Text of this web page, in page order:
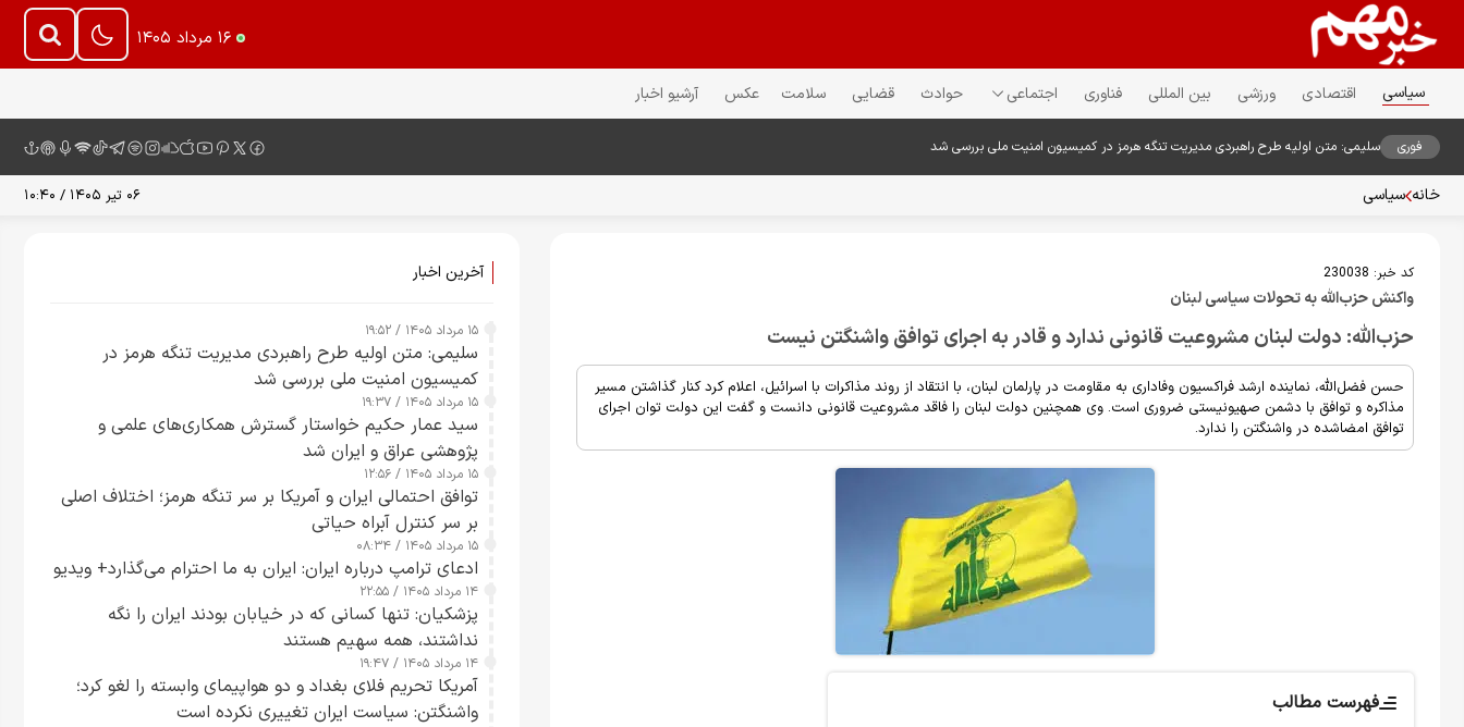
۱۶ مرداد ۱۴۰۵
سیاسی اقتصادی ورزشی بین المللی فناوری اجتماعی حوادث قضایی سلامت عکس آرشیو اخبار
فوری سلیمی: متن اولیه طرح راهبردی مدیریت تنگه هرمز در کمیسیون امنیت ملی بررسی شد
خانه سیاسی ۰۶ تیر ۱۴۰۵ / ۱۰:۴۰
کد خبر: 230038
واکنش حزب‌الله به تحولات سیاسی لبنان
حزب‌الله: دولت لبنان مشروعیت قانونی ندارد و قادر به اجرای توافق واشنگتن نیست
حسن فضل‌الله، نماینده ارشد فراکسیون وفاداری به مقاومت در پارلمان لبنان، با انتقاد از روند مذاکرات با اسرائیل، اعلام کرد کنار گذاشتن مسیر
مذاکره و توافق با دشمن صهیونیستی ضروری است. وی همچنین دولت لبنان را فاقد مشروعیت قانونی دانست و گفت این دولت توان اجرای
توافق امضاشده در واشنگتن را ندارد.
فهرست مطالب
آخرین اخبار
۱۵ مرداد ۱۴۰۵ / ۱۹:۵۲
سلیمی: متن اولیه طرح راهبردی مدیریت تنگه هرمز در
کمیسیون امنیت ملی بررسی شد
۱۵ مرداد ۱۴۰۵ / ۱۹:۳۷
سید عمار حکیم خواستار گسترش همکاری‌های علمی و
پژوهشی عراق و ایران شد
۱۵ مرداد ۱۴۰۵ / ۱۲:۵۶
توافق احتمالی ایران و آمریکا بر سر تنگه هرمز؛ اختلاف اصلی
بر سر کنترل آبراه حیاتی
۱۵ مرداد ۱۴۰۵ / ۰۸:۳۴
ادعای ترامپ درباره ایران: ایران به ما احترام می‌گذارد+ ویدیو
۱۴ مرداد ۱۴۰۵ / ۲۲:۵۵
پزشکیان: تنها کسانی که در خیابان بودند ایران را نگه
نداشتند، همه سهیم هستند
۱۴ مرداد ۱۴۰۵ / ۱۹:۴۷
آمریکا تحریم فلای بغداد و دو هواپیمای وابسته را لغو کرد؛
واشنگتن: سیاست ایران تغییری نکرده است